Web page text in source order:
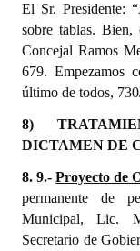
El Sr. Presidente:
sobre tablas. Bien,
Concejal Ramos
679. Empezamos
último de todos,
8)
DICTAMEN DE
8. 9.-Proyecto de
permanente de
Municipal, Lic.
Secretario de